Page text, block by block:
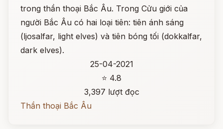
trong thần thoại Bắc Âu. Trong Cửu giới của
người Bắc Âu có hai loại tiên: tiên ánh sáng
(ljosalfar, light elves) và tiên bóng tối (dokkalfar,
dark elves).
25-04-2021
⭐ 4.8
3,397 lượt đọc
Thần thoại Bắc Âu